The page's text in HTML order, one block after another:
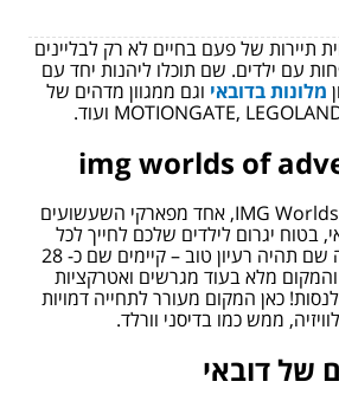
תיירות של פעם בחיים לא רק לבליינים
עם ילדים. שם תוכלו ליהנות יחד עם
מלונות בדובאי וגם ממגוון מדהים של
img worlds of
יום ב-IMG Worlds of Adventure, אחד מפארקי השעשועים
בטוח יגרום לילדים שלכם לחייך לכל
החופשה. הנעלה נוחה שם תהיה רעיון טוב – קיימים שם כ- 28
מלא בעוד מגרשים ואטרקציות
כאן המקום מעורר לתחייה דמויות
ממש כמו בדיסני וורלד.
של דובאי